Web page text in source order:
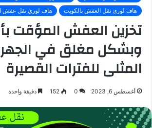
هاف لورى نقل العفش بالكويت
هاف لوري نقل عفش
تخزين العفش المؤقت
وبشكل مغلق في
المثلى للفترات القصيرة
أغسطس 6, 2023 0
152 دقيقة واحدة